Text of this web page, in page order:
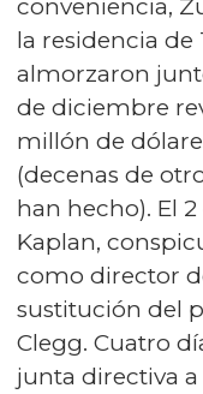
conveniencia,
la residencia
almorzaron
de diciembre
millón de
(decenas de
han hecho). El
Kaplan,
como director
sustitución del
Clegg. Cuatro
junta directiva